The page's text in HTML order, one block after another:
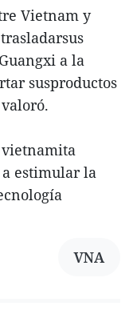
Vietnam y
a la
susproductos
estimular la
VNA